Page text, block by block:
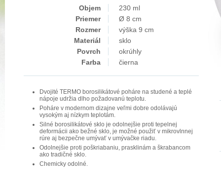
Objem
230 ml
Priemer
Ø 8 cm
Rozmer
výška 9 cm
Materiál
sklo
Povrch
okrúhly
Farba
čierna
Dvojité TERMO borosilikátové poháre na studené a teplé
nápoje udržia dlho požadovanú teplotu.
Poháre v modernom dizajne veľmi dobre odolávajú
vysokým aj nízkym teplotám.
Silné borosilikátové sklo je odolnejšie proti tepelnej
deformácii ako bežné sklo, je možné použiť v mikrovlnnej
rúre aj bezpečne umývať v umývačke riadu.
Odolnejšie proti poškriabaniu, prasklinám a škrabancom
ako tradičné sklo.
Chemicky odolné.